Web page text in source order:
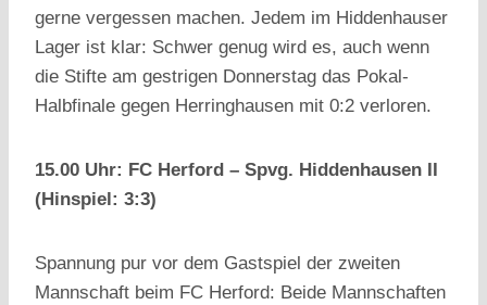
gerne vergessen machen. Jedem im Hiddenhauser
Lager ist klar: Schwer genug wird es, auch wenn
die Stifte am gestrigen Donnerstag das Pokal-
Halbfinale gegen Herringhausen mit 0:2 verloren.
15.00 Uhr: FC Herford – Spvg. Hiddenhausen II
(Hinspiel: 3:3)
Spannung pur vor dem Gastspiel der zweiten
Mannschaft beim FC Herford: Beide Mannschaften